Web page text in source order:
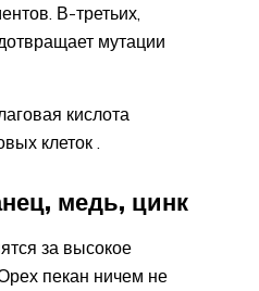
В-третьих,
мутации
кислота
клеток .
медь, цинк
за высокое
пекан ничем не